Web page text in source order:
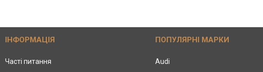
ІНФОРМАЦІЯ
Часті питання
ПОПУЛЯРНІ МАРКИ
Audi